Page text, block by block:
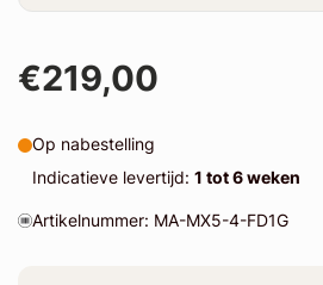
€219,00
Op nabestelling
Indicatieve levertijd: 1 tot 6 weken
Artikelnummer: MA-MX5-4-FD1G